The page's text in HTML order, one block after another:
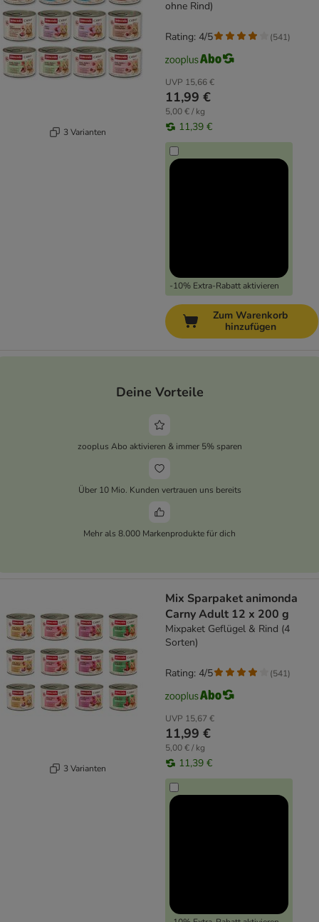
3 Varianten
ohne Rind)
UVP 15,66 €
11,99 €
5,00 € / kg
11,39 €
-10% Extra-Rabatt aktivieren
Rating: 4/5 (541)
Zum Warenkorb
hinzufügen
Deine Vorteile
zooplus Abo aktivieren & immer 5% sparen
Über 10 Mio. Kunden vertrauen uns bereits
Mehr als 8.000 Markenprodukte für dich
3 Varianten
Mix Sparpaket animonda
Carny Adult 12 x 200 g
Mixpaket Geflügel & Rind (4
Sorten)
UVP 15,67 €
11,99 €
5,00 € / kg
11,39 €
Rating: 4/5 (541)